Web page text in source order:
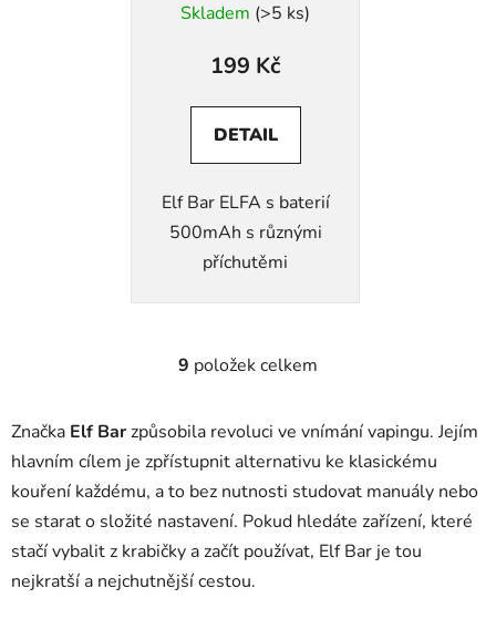
Skladem (>5 ks)
199 Kč
DETAIL
Elf Bar ELFA s baterií
500mAh s různými
příchutěmi
O
l
á
d
a
c
í
p
r
9 položek celkem
Značka Elf Barzpůsobila revoluci ve vnímání vapingu. Jejím
hlavním cílem je zpřístupnit alternativu ke klasickému
kouření každému, a to bez nutnosti studovat manuály nebo
se starat o složité nastavení. Pokud hledáte zařízení, které
stačí vybalit z krabičky a začít používat, Elf Bar je tou
nejkratší a nejchutnější cestou.